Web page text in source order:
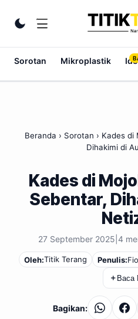
Ubah tema
Sorotan Mikroplastik Ide
Beranda › Sorotan › Kades di
Dihakimi di
Kades di
Sebentar,
27 September 2025 4
Oleh:Titik Terang Penulis:
＋ Baca
Bagikan: